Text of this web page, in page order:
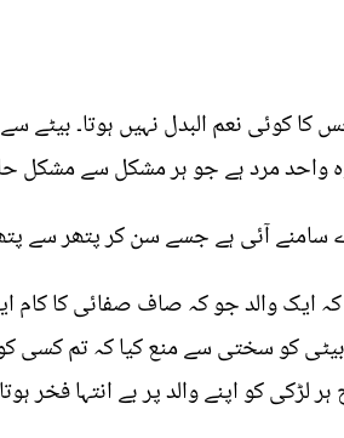
کا کوئی نعم البدل نہیں ہوتا۔ بیٹے
واحد مرد ہے جو ہر مشکل سے مشکل
آئی ہے جسے سن کر پتھر سے
ایک والد جو کہ صاف صفائی کا کام
کو سختی سے منع کیا کہ تم کسی کو
لڑکی کو اپنے والد پر بے انتہا فخر